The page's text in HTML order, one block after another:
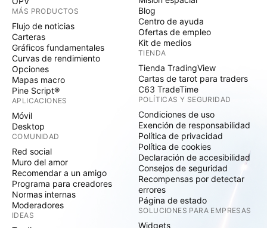
MÁS PRODUCTOS
Flujo de noticias
Carteras
Gráficos fundamentales
Curvas de rendimiento
Opciones
Mapas macro
Pine Script®
APLICACIONES
Móvil
Desktop
COMUNIDAD
Red social
Muro del amor
Recomendar a un amigo
Programa para creadores
Normas internas
Moderadores
IDEAS
Blog
Centro de ayuda
Ofertas de empleo
Kit de medios
TIENDA
Tienda TradingView
Cartas de tarot para traders
C63 TradeTime
POLÍTICAS Y SEGURIDAD
Condiciones de uso
Exención de responsabilidad
Política de privacidad
Política de cookies
Declaración de accesibilidad
Consejos de seguridad
Recompensas por detectar
errores
Página de estado
SOLUCIONES PARA EMPRESAS
Widgets